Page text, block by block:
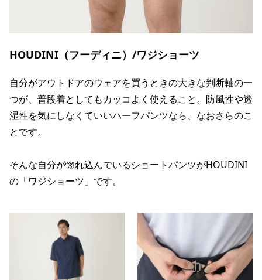
HOUDINI（フーディニ）/ワジショーツ
自分がアウトドアのウェアを買うときの大きな判断軸の一
つが、普段着としてもカッコよく使えること。防風性や透
湿性を気にしなくていいハーフパンツなら、なおさらのこ
とです。
そんな自分が惚れ込んでいるショートパンツがHOUDINI
の「ワジショーツ」です。